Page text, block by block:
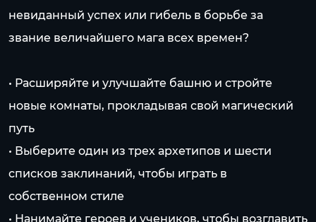
невиданный успех или гибель в борьбе за
звание величайшего мага всех времен?
• Расширяйте и улучшайте башню и стройте
новые комнаты, прокладывая свой магический
путь
• Выберите один из трех архетипов и шести
списков заклинаний, чтобы играть в
собственном стиле
• Нанимайте героев и учеников, чтобы возглавить